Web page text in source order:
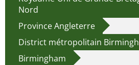
Nord
Province Angleterre
District métropolitain
Birmingham